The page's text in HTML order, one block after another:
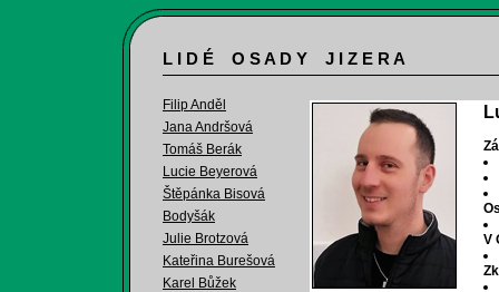
L I D É O S A D Y J I Z E R A
Filip Anděl
Jana Andršová
Tomáš Berák
Lucie Beyerová
Štěpánka Bisová
Bodyšák
Julie Brotzová
Kateřina Burešová
Karel Bůžek
V